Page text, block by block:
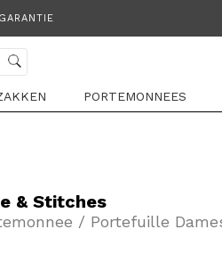
PORTEMONNEES
& Stitches
/ Portefuille